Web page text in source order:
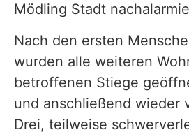
Mödling Stadt
Nach den ersten
wurden alle weiteren
betroffenen Stiege
und anschließend wieder
Drei, teilweise